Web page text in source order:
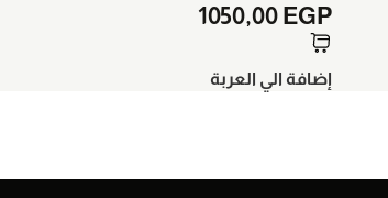
1050,00 EGP
إضافة الي العربة